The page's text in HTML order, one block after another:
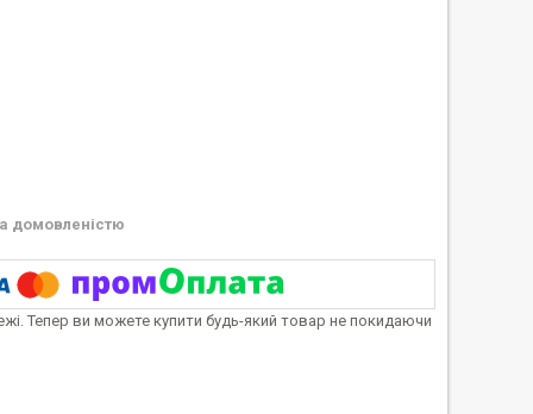
домовленістю
Тепер ви можете купити будь-який товар не покидаючи